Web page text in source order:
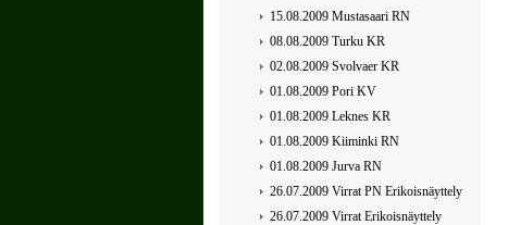
15.08.2009 Mustasaari RN
08.08.2009 Turku KR
02.08.2009 Svolvaer KR
01.08.2009 Pori KV
01.08.2009 Leknes KR
01.08.2009 Kiiminki RN
01.08.2009 Jurva RN
26.07.2009 Virrat PN Erikoisnäyttely
26.07.2009 Virrat Erikoisnäyttely